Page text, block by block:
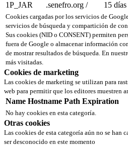
1P_JAR
.senefro.org / 15 días
Cookies cargadas por los servicios de
servicios de búsqueda y compartición de
Sus cookies (NID o CONSENT) permiten
fuera de Google o almacenar información
de mostrar resultados de búsqueda. En
más visitadas.
Cookies de marketing
Las cookies de marketing se utilizan para
web para permitir que los editores muestren
Name Hostname Path Expiration
No hay cookies en esta categoría.
Otras cookies
Las cookies de esta categoría aún no se han
ser desconocido en este momento